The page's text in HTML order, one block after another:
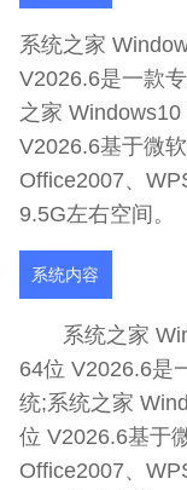
系统之家
V2026.6是一款
之家
V2026.6基于微
Office2007、
9.5G左右空间。
系统内容
系统之家
64位 V2026.6是
统;系统之家
位 V2026.6基于
Office2007、